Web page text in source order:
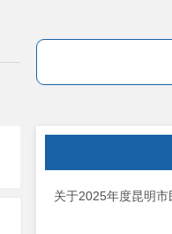
关于2025年度昆明